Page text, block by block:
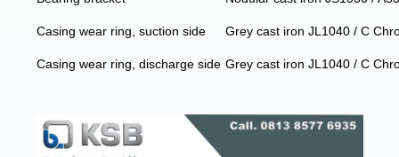
Casing wear ring, suction side Grey cast iron JL1040 / C
Casing wear ring, discharge side Grey cast iron JL1040 / C